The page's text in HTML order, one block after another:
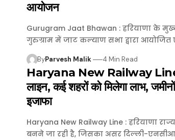
आयोजन
Gurugram Jaat Bhawan : हरियाणा के
गुरुग्राम में जाट कल्याण सभा द्वारा
ByParvesh Malik 4 Min Read
Haryana New Railway Line :
लाइन, कई शहरों को मिलेगा लाभ,
इजाफा
Haryana New Railway Line : हरियाणा
बनने जा रही है, जिसका असर दिल्ली-